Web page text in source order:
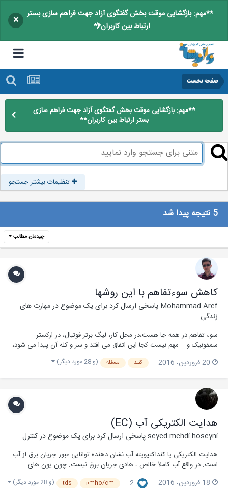
**مهم: بازگشایی موقت بخش گفتگوی آزاد جهت فراهم سازی بستر
ارتباط بین کاربران**
×
صفحه نخست
**مهم: بازگشایی موقت بخش گفتگوی آزاد جهت فراهم سازی
بستر ارتباط بین کاربران**
تنظیمات بیشتر جستجو
چیدمان مطالب
کاهش سوءتفاهم با این روشها
Mohammad Arefپاسخی ارسال کرد برای یک موضوع درمهارت های
زندگی
سوء تفاهم در همه جا هست،در محل کار، لیگ برتر فوتبال، در ارکستر
سمفونیک و... مهم نیست کجا این اتفاق می افتد و سر و کله آن پیدا می شود،
مهم این است که چطور می توان آن را برطرف کرد، مخصوصا اگر در خانه تان
سبز شود. سوء تفاهم های خانوادگی بیش از هر نوع رابطه دیگری، فرد را در
20 فروردین، 2016 كنند مسئله (و 28 مورد دیگر)
هدایت الکتریکی آب (EC)
seyed mehdi hoseyniپاسخی ارسال کرد برای یک موضوع درکنترل
هدایت الکتریکی یا کنداکتیویته آب نشان دهنده توانایی عبور جریان برق از آب
است. در واقع آب کاملاً خالص ، هادی جریان برق نیست. چون یون های
و غلظت کل املاح در آب رابطه ای وجود دارد. واحد هدایت الکتریکی آب مو بر
18 فروردین، 2016 2
μmho/cm
tds (و 28 مورد دیگر)